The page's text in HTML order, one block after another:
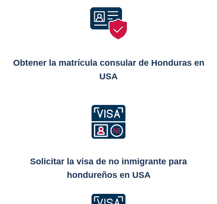
Obtener la matrícula consular de Honduras en
USA
Solicitar la visa de no inmigrante para
hondureños en USA